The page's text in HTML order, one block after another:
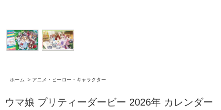
ホーム > アニメ・ヒーロー・キャラクター
ウマ娘 プリティーダービー 2026年 カレンダー